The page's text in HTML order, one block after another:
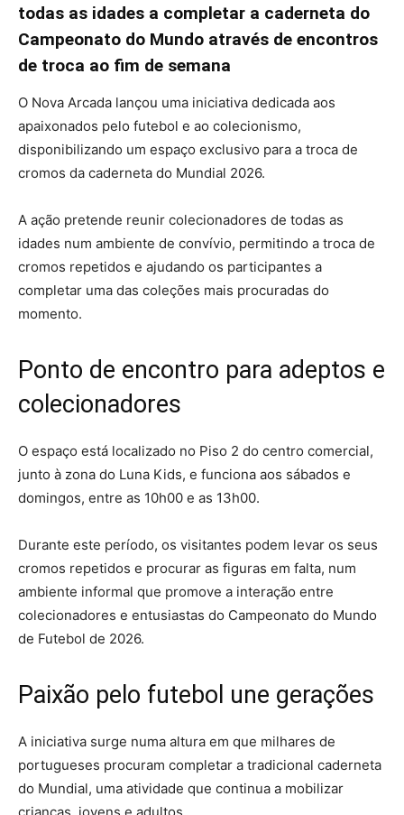
todas as idades a completar a caderneta do
Campeonato do Mundo através de encontros
de troca ao fim de semana
O Nova Arcada lançou uma iniciativa dedicada aos
apaixonados pelo futebol e ao colecionismo,
disponibilizando um espaço exclusivo para a troca de
cromos da caderneta do Mundial 2026.
A ação pretende reunir colecionadores de todas as
idades num ambiente de convívio, permitindo a troca de
cromos repetidos e ajudando os participantes a
completar uma das coleções mais procuradas do
momento.
Ponto de encontro para adeptos e
colecionadores
O espaço está localizado no Piso 2 do centro comercial,
junto à zona do Luna Kids, e funciona aos sábados e
domingos, entre as 10h00 e as 13h00.
Durante este período, os visitantes podem levar os seus
cromos repetidos e procurar as figuras em falta, num
ambiente informal que promove a interação entre
colecionadores e entusiastas do Campeonato do Mundo
de Futebol de 2026.
Paixão pelo futebol une gerações
A iniciativa surge numa altura em que milhares de
portugueses procuram completar a tradicional caderneta
do Mundial, uma atividade que continua a mobilizar